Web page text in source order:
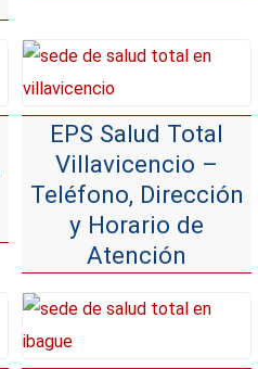
EPS Salud Total
Villavicencio –
Teléfono, Dirección
y Horario de
Atención